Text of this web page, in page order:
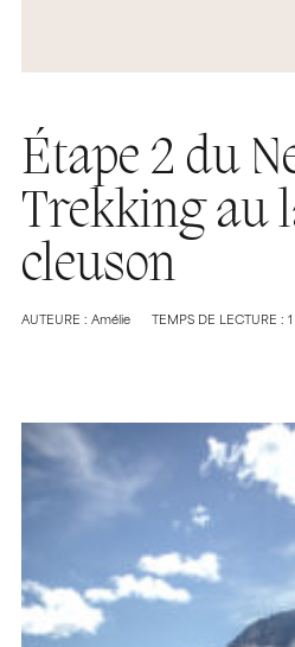
Étape 2 du
Trekking au
cleuson
AUTEURE : Amélie TEMPS DE LECTURE :